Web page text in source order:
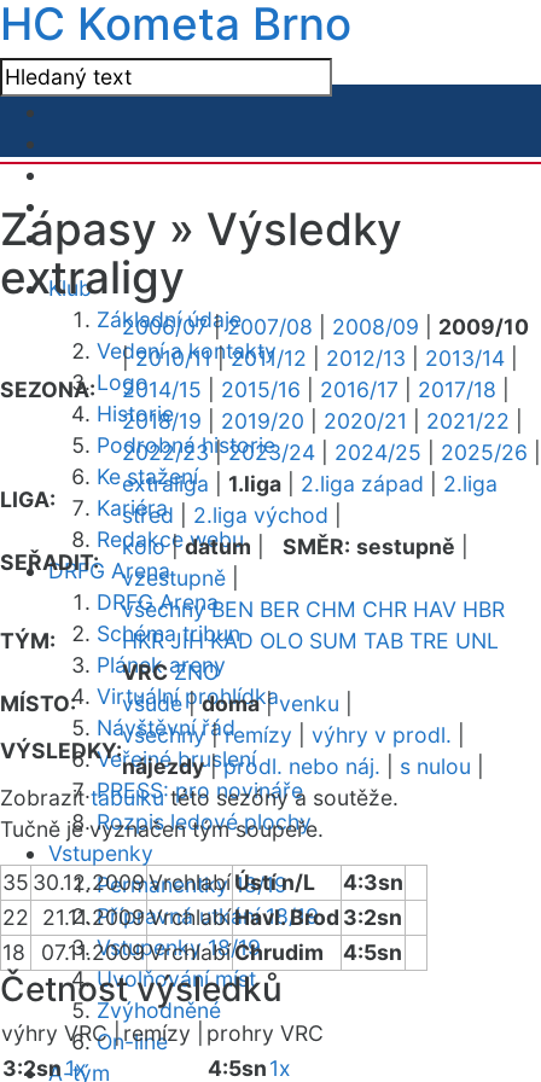
HC Kometa Brno
Klub
Základní údaje
Vedení a kontakty
Logo
Historie
Podrobná historie
Ke stažení
Kariéra
Redakce webu
DRFG Arena
DRFG Arena
Schéma tribun
Plánek areny
Virtuální prohlídka
Návštěvní řád
Veřejné bruslení
PRESS: pro novináře
Rozpis ledové plochy
Vstupenky
Permanentky 18/19
Přípravná utkání 18/19
Vstupenky 18/19
Uvolňování míst
Zvýhodněné
On-line
A-tým
Zápasy » Výsledky
extraligy
SEZONA:
2006/07|2007/08 2008/09
2009/10
|2010/11|2011/12 2012/13 2013/14
2014/15
2015/16 2016/17 2017/18
2018/19
2019/20 2020/21 2021/22
2022/23|2023/24 2024/25 2025/26
LIGA:
extraliga 1.liga 2.liga západ
2.liga
střed
2.liga východ
SEŘADIT:
kolo|datum SMĚR: sestupně
vzestupně
TÝM:
všechny BEN BER CHM CHR HAV HBR
HKR JIH KAD OLO SUM TAB TRE UNL
VRC ZNO
MÍSTO:
všude|doma|venku
VÝSLEDKY:
všechny|remízy výhry v prodl.
nájezdy|prodl. nebo náj. s nulou
Zobrazittabulkutéto sezóny a soutěže.
Tučně je vyznačen tým soupeře.
35 30.12.2009VrchlabíÚstí n/L
4:3sn
22
21.11.2009VrchlabíHavl. Brod 3:2sn
18
07.11.2009VrchlabíChrudim 4:5sn
Četnost výsledků
výhry VRC |remízy |
prohry VRC
3:2sn1x
4:5sn1x